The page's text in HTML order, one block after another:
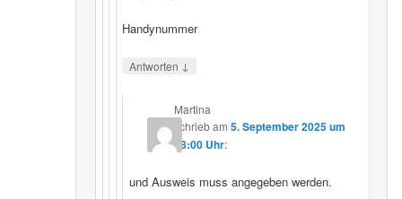
Handynummer
Antworten ↓
Martina
schriebam 5. September 2025 um
18:00 Uhr:
und Ausweis muss angegeben werden.